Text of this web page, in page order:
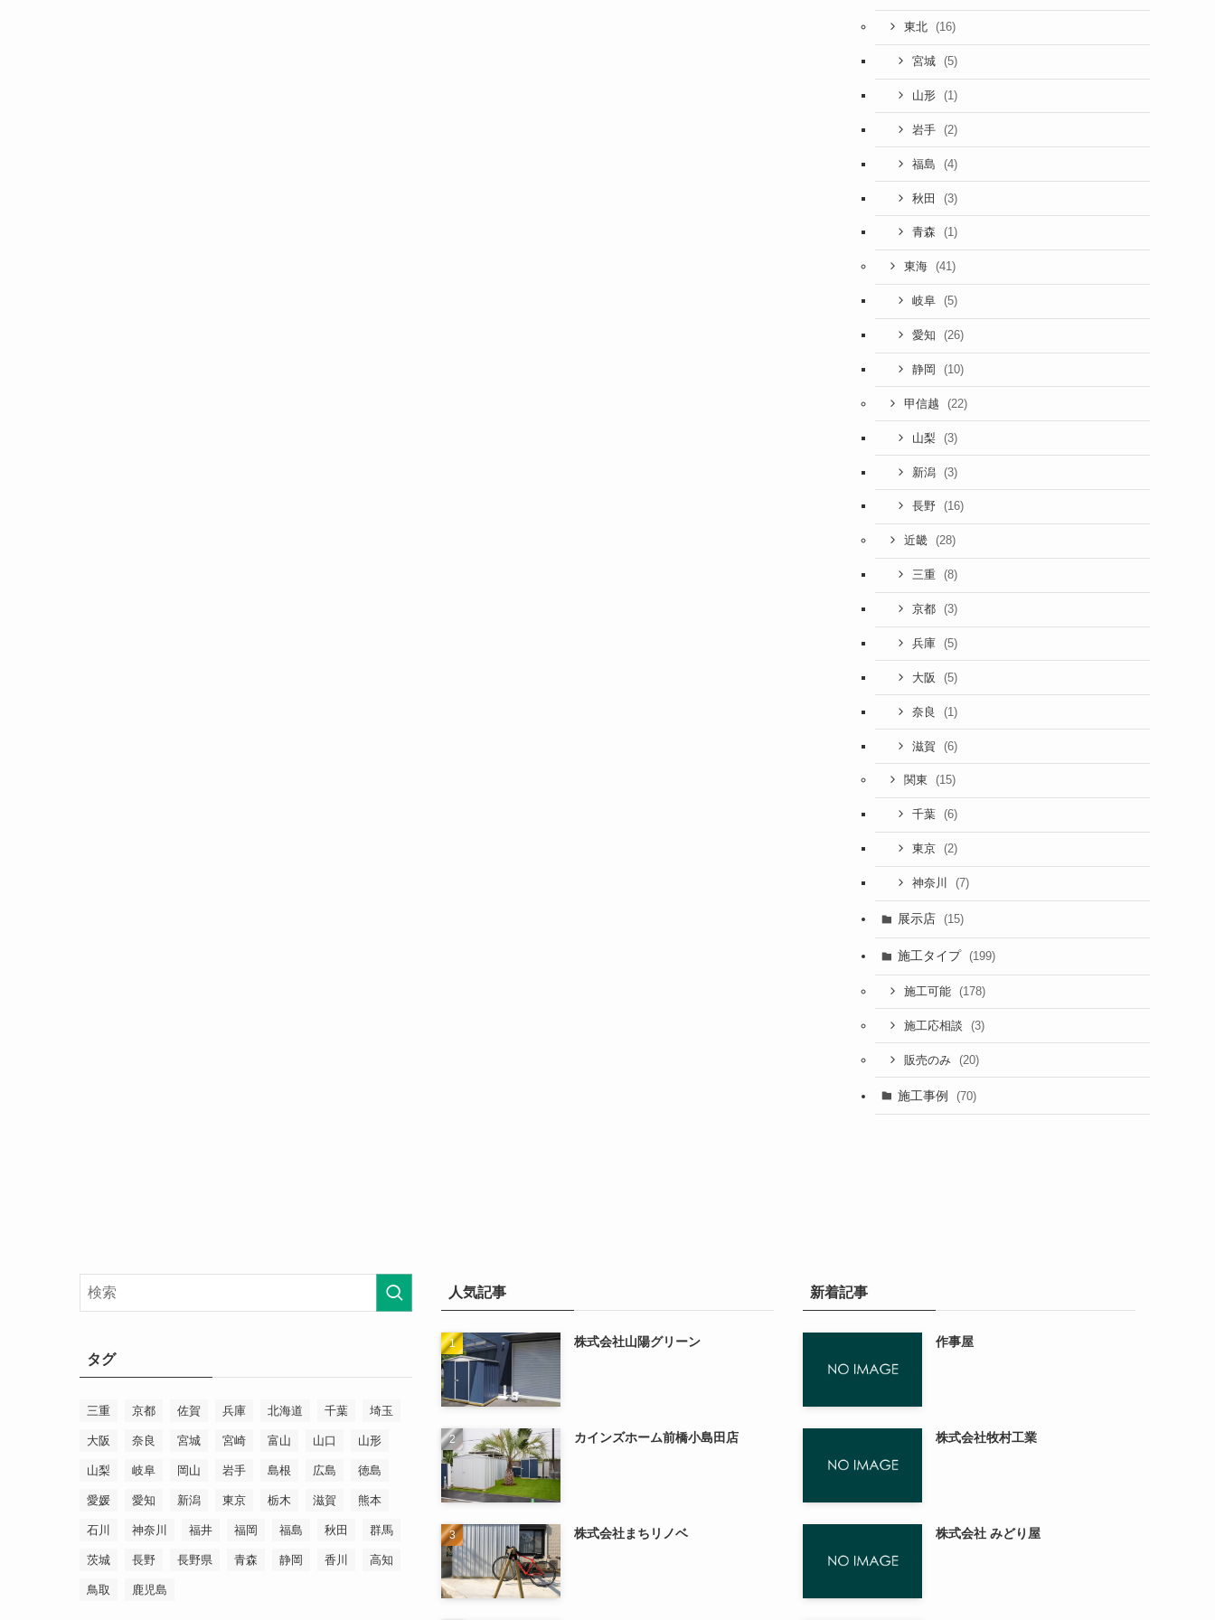
東北 (16)
宮城 (5)
山形 (1)
岩手 (2)
福島 (4)
秋田 (3)
青森 (1)
東海 (41)
岐阜 (5)
愛知 (26)
静岡 (10)
甲信越 (22)
山梨 (3)
新潟 (3)
長野 (16)
近畿 (28)
三重 (8)
京都 (3)
兵庫 (5)
大阪 (5)
奈良 (1)
滋賀 (6)
関東 (15)
千葉 (6)
東京 (2)
神奈川 (7)
展示店 (15)
施工タイプ (199)
施工可能 (178)
施工応相談 (3)
販売のみ (20)
施工事例 (70)
タグ
三重 京都 佐賀 兵庫 北海道 千葉 埼玉
大阪 奈良 宮城 宮崎 富山 山口 山形
山梨 岐阜 岡山 岩手 島根 広島 徳島
愛媛 愛知 新潟 東京 栃木 滋賀 熊本
石川 神奈川 福井 福岡 福島 秋田 群馬
茨城 長野 長野県 青森 静岡 香川 高知
鳥取 鹿児島
人気記事
株式会社山陽グリーン
カインズホーム前橋小島田店
株式会社まちリノベ
新着記事
作事屋
株式会社牧村工業
株式会社 みどり屋